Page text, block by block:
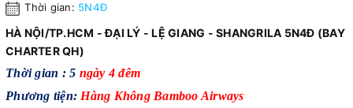
Thời gian: 5N4Đ
HÀ NỘI/TP.HCM - ĐẠI LÝ - LỆ GIANG - SHANGRILA 5N4Đ (BAY
CHARTER QH)
Thời gian : 5 ngày 4 đêm
Phương tiện: Hàng Không Bamboo Airways